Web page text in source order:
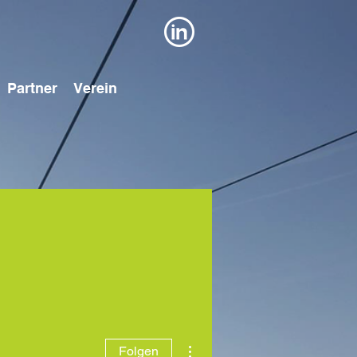
Partner Verein
Folgen